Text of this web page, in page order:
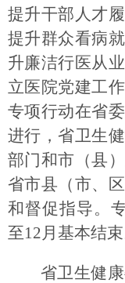
提升干部人才
提升群众看病
升廉洁行医从
立医院党建工
专项行动在省
进行，省卫生
部门和市（县
省市县（市、
和督促指导。
至12月基本结束
省卫生健